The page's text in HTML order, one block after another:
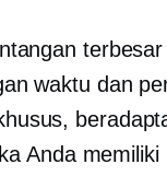
waktu dan
Anda